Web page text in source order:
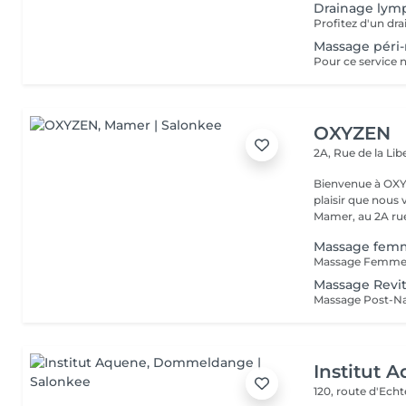
Drainage
Massage
OXYZEN
2A, Rue de la
Bienvenue à OXYZEN
plaisir que nous
Mamer, au 2A
Massage
Massage
Institut
120, route